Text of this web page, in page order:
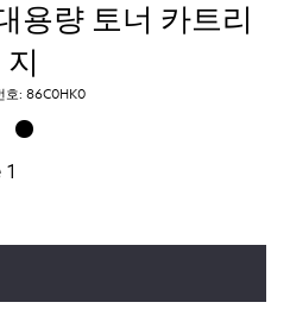
용량 토너 카트리
지
호: 86C0HK0